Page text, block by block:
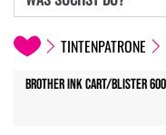
TINTENPATRONE
Brother Ink Cart/Blister